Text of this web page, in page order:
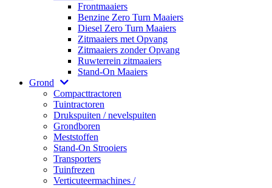
Frontmaaiers
Benzine Zero Turn Maaiers
Diesel Zero Turn Maaiers
Zitmaaiers met Opvang
Zitmaaiers zonder Opvang
Ruwterrein zitmaaiers
Stand-On Maaiers
Grond
Compacttractoren
Tuintractoren
Drukspuiten / nevelspuiten
Grondboren
Meststoffen
Stand-On Strooiers
Transporters
Tuinfrezen
Verticuteermachines /